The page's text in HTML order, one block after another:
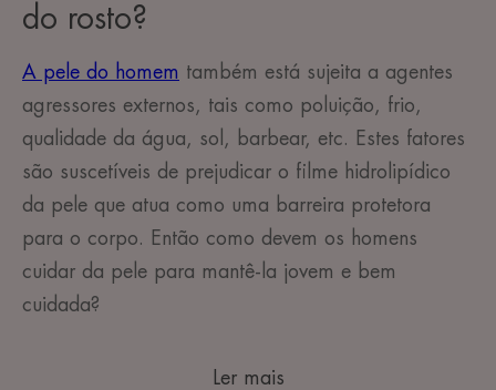
do rosto?
A pele do homem também está sujeita a agentes
agressores externos, tais como poluição, frio,
qualidade da água, sol, barbear, etc. Estes fatores
são suscetíveis de prejudicar o filme hidrolipídico
da pele que atua como uma barreira protetora
para o corpo. Então como devem os homens
cuidar da pele para mantê-la jovem e bem
cuidada?
Ler mais